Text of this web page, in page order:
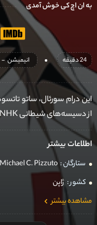
به ان اچ کی خوش آمدی
24 دقیقه انیمیشن -
این درام سورئال، ساتو
از دسیسه‌های شیطانی NHK فرار کند.
اطلاعات بیشتر
ستارگان : Michael C. Pizzuto
کشور : ژاپن
مشاهده بیشتر